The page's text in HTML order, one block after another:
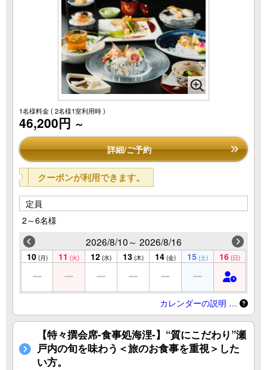
1名様料金( 2名様1室利用時 )
46,200円 ～
詳細/ご予約
クーポンが利用できます。
定員
2～6名様
2026/8/10～ 2026/8/16
10 (月) 11 (火) 12 (水) 13 (木) 14 (金) 15 (土) 16 (日)
カレンダーの説明 …
【特々撰会席-食事処海浬-】“質にこだわり”瀬
戸内の旬を味わう＜旅のお食事を重視＞した
い方。